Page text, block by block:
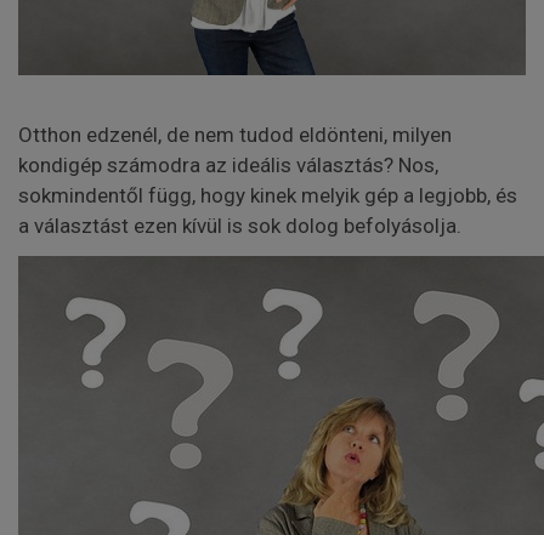
Otthon edzenél, de nem tudod eldönteni, milyen
kondigép számodra az ideális választás? Nos,
sokmindentől függ, hogy kinek melyik gép a legjobb, és
a választást ezen kívül is sok dolog befolyásolja.